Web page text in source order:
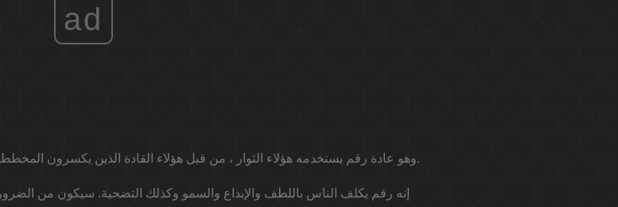
ad
وهو عادة رقم يستخدمه هؤلاء الثوار ، من قبل هؤلاء القادة الذين يكسرون المخططات المعروفة ويتغلبون على ما كان معروفا بالفعل.
إنه رقم يكلف الناس باللطف والإبداع والسمو وكذلك التضحية. سيكون من